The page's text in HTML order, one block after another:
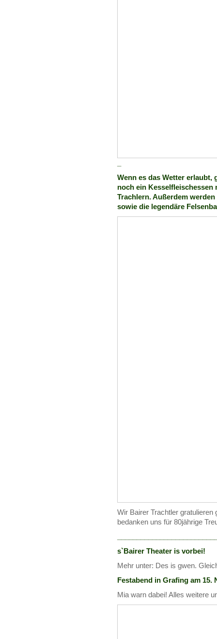
Wenn es das Wetter erlaubt,
noch ein Kesselfleischessen
Trachlern. Außerdem
sowie die legendäre
Wir Bairer Trachtler
bedanken uns für 80jährige
s`Bairer Theater is vorbei!
Mehr unter: Des is gwen.
Festabend in Grafing am 15.
Mia warn dabei! Alles weitere